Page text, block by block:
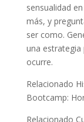
sensualidad
más, y
ser como.
una estrategia
ocurre.
Relacionado
Bootcamp:
Relacionado